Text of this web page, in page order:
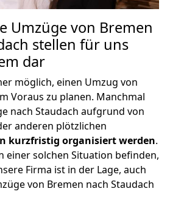
Umzüge von Bremen
stellen für uns
dar
möglich, einen Umzug von
Voraus zu planen. Manchmal
nach Staudach aufgrund von
anderen plötzlichen
kurzfristig organisiert werden.
einer solchen Situation befinden,
Firma ist in der Lage, auch
von Bremen nach Staudach